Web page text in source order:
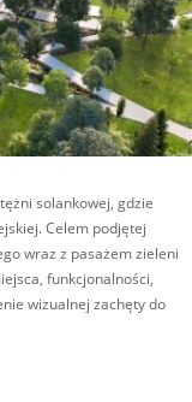
solankowej, gdzie
Celem podjętej
wraz z pasażem zieleni
funkcjonalności,
wizualnej zachęty do